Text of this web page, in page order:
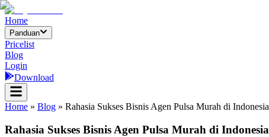
Home
Panduan
Pricelist
Blog
Login
Download
Home » Blog » Rahasia Sukses Bisnis Agen Pulsa Murah di Indonesia
Rahasia Sukses Bisnis Agen Pulsa Murah di Indonesia